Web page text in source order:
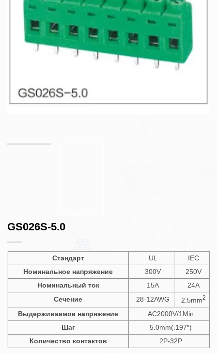
GS026S-5.0
Стандарт UL
IEC
Номинальное напряжение
300V
250V
Номинальный ток
15A
24A
Сечение
28-12AWG 2.5mm2
Выдерживаемое напряжение
AC2000V/1Min
Шаг
5.0mm(.197″)
Количество контактов
2P-32P